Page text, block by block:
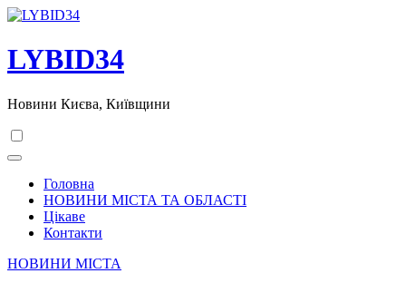
Перейти
вмісту
LYBID34
Новини Києва, Київщини
Головна
НОВИНИ МІСТА ТА ОБЛАСТІ
Цікаве
Контакти
НОВИНИ МІСТА